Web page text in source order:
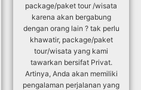
package/paket tour /wisata
karena akan bergabung
dengan orang lain ? tak perlu
khawatir, package/paket
tour/wisata yang kami
tawarkan bersifat Privat.
Artinya, Anda akan memiliki
pengalaman perjalanan yang